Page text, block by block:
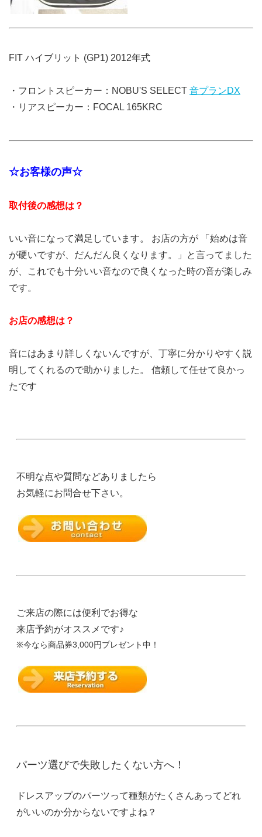
FIT ハイブリット (GP1) 2012年式
・フロントスピーカー：NOBU'S SELECT 音プランDX
・リアスピーカー：FOCAL 165KRC
☆お客様の声☆
取付後の感想は？
いい音になって満足しています。 お店の方が 「始めは音
が硬いですが、だんだん良くなります。」と言ってました
が、これでも十分いい音なので良くなった時の音が楽しみ
です。
お店の感想は？
音にはあまり詳しくないんですが、丁寧に分かりやすく説
明してくれるので助かりました。 信頼して任せて良かっ
たです
不明な点や質問などありましたら
お気軽にお問合せ下さい。
ご来店の際には便利でお得な
来店予約がオススメです♪
※今なら商品券3,000円プレゼント中！
パーツ選びで失敗したくない方へ！
ドレスアップのパーツって種類がたくさんあってどれ
がいいのか分からないですよね？